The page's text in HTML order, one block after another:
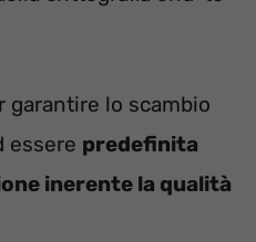
lo scambio
essere predefinita
inerente la qualità